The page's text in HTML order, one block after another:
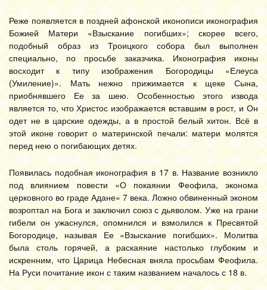
Реже появляется в поздней афонской иконописи иконография
Божией Матери «Взыскание погибших»; скорее всего,
подобный образ из Троицкого собора был выполнен
специально, по просьбе заказчика. Иконография иконы
восходит к типу изображения Богородицы «Елеуса
(Умиление)». Мать нежно прижимается к щеке Сына,
приобнявшего Ее за шею. Особенностью этого извода
является то, что Христос изображается вставшим в рост, и Он
одет не в царские одежды, а в простой белый хитон. Всё в
этой иконе говорит о материнской печали: матери молятся
перед нею о погибающих детях.
Появилась подобная иконография в 17 в. Название возникло
под влиянием повести «О покаянии Феофила, эконома
церковного во граде Адане» 7 века. Ложно обвиненный эконом
возроптал на Бога и заключил союз с дьяволом. Уже на грани
гибели он ужаснулся, опомнился и взмолился к Пресвятой
Богородице, называя Ее «Взыскание погибших». Молитва
была столь горячей, а раскаяние настолько глубоким и
искренним, что Царица Небесная вняла просьбам Феофила.
На Руси почитание икон с таким названием началось с 18 в.